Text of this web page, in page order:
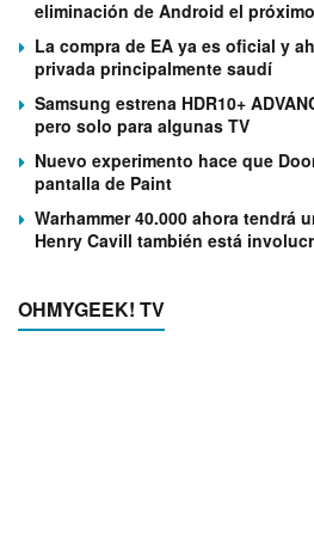
eliminación de Android el
La compra de EA ya es oficial y
privada principalmente saudí
Samsung estrena HDR10+
pero solo para algunas TV
Nuevo experimento hace que
pantalla de Paint
Warhammer 40.000 ahora tendrá
Henry Cavill también está
OHMYGEEK! TV